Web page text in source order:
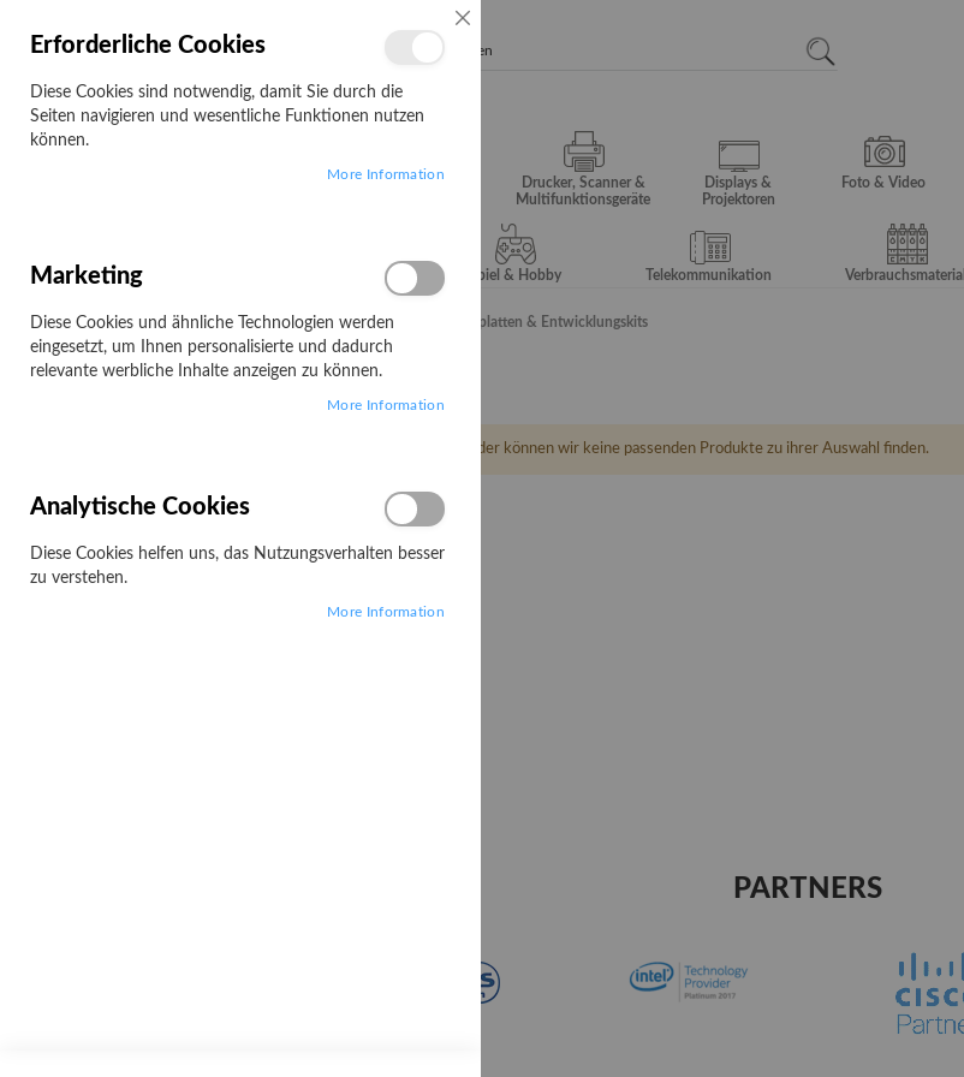
Campus
Drucker, Scanner &
Multifunktionsgeräte
Displays &
Projektoren
Foto & Video
Server & Storage Spiel & Hobby Telekommunikation Verbrauchsmaterial
Startseite Sonstiges Elektro & Installation Leiterplatten & Entwicklungskits
Leiterplatten & Entwicklungskits
Leider können wir keine passenden Produkte zu ihrer Auswahl finden.
PARTNERS
Erforderliche Cookies
Diese Cookies sind notwendig, damit Sie durch die
Seiten navigieren und wesentliche Funktionen nutzen
können.
More Information
Marketing
Diese Cookies und ähnliche Technologien werden
eingesetzt, um Ihnen personalisierte und dadurch
relevante werbliche Inhalte anzeigen zu können.
More Information
Analytische Cookies
Diese Cookies helfen uns, das Nutzungsverhalten besser
zu verstehen.
More Information